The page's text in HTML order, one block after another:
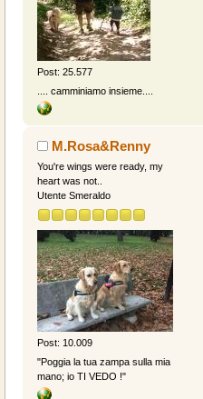
Post: 25.577
.... camminiamo insieme....
M.Rosa&Renny
You're wings were ready, my
heart was not..
Utente Smeraldo
Post: 10.009
"Poggia la tua zampa sulla mia
mano; io TI VEDO !"